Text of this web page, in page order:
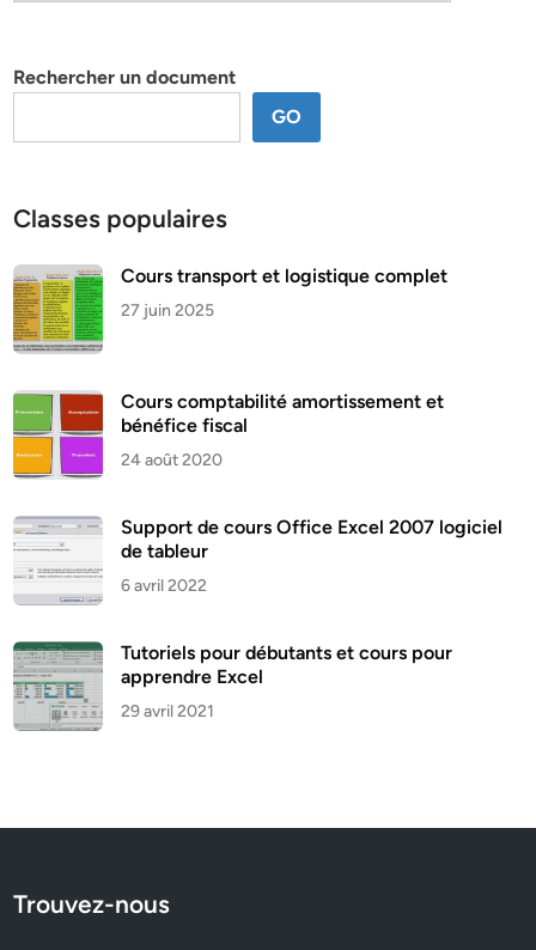
Rechercher un document
GO
Classes populaires
Cours transport et logistique complet
27 juin 2025
Cours comptabilité amortissement et
bénéfice fiscal
24 août 2020
Support de cours Office Excel 2007 logiciel
de tableur
6 avril 2022
Tutoriels pour débutants et cours pour
apprendre Excel
29 avril 2021
Trouvez-nous